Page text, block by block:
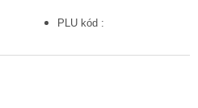
PLU kód :